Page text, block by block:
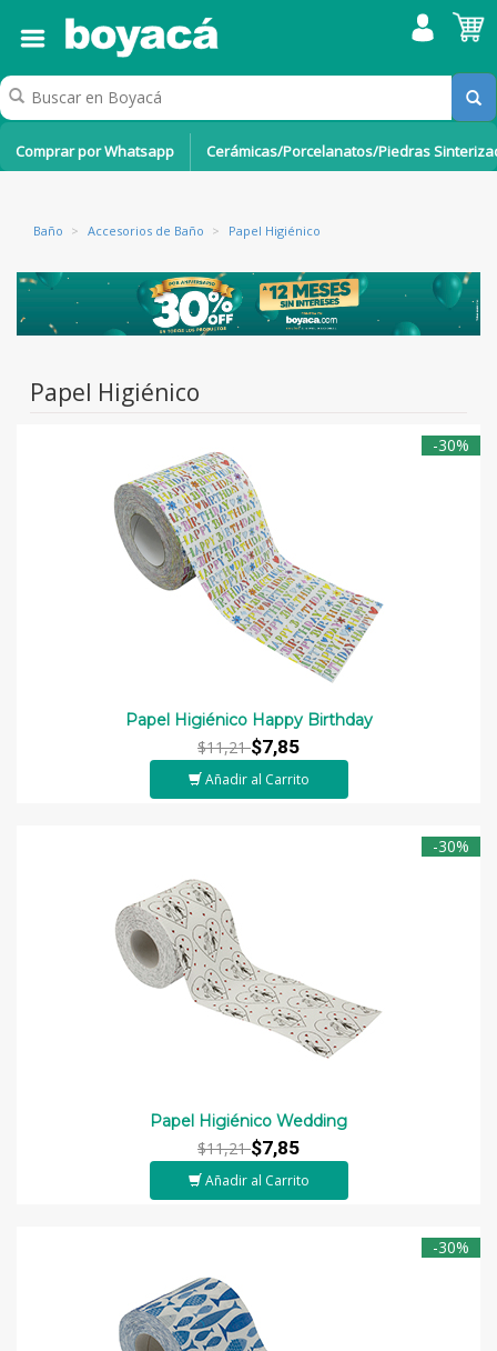
Comprar por Whatsapp Cerámicas/Porcelanatos/Piedras
Baño > Accesorios de Baño > Papel Higiénico
Papel Higiénico
-30%
Papel Higiénico Happy Birthday
$11,21$7,85
Añadir al Carrito
-30%
Papel Higiénico Wedding
$11,21$7,85
Añadir al Carrito
-30%